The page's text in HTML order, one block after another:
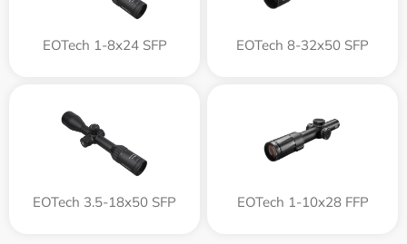
EOTech 1-8x24 SFP EOTech 8-32x50 SFP
EOTech 3.5-18x50 SFP EOTech 1-10x28 FFP